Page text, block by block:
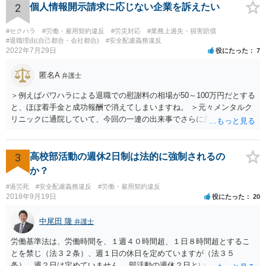
に関しては未払残業代の支払が受けられる可能性がある事案とお見受
けします。 請求が認められる可能性や採るべき手続を検討するには、
様々な事情のヒアリングや証拠資料の検討が必要になるため、今後の
方針の検討も含め、一度面談にて法律相談をされることをおすすめし
ます。
2 個人情報開示請求に応じない企業を訴えたい
#セクハラ #労働・雇用契約違反 #労災対応
#業務上過失・損害賠償
#退職理由(自己都合・会社都合)
#安全配慮義務違反
2022年7月29日 役にたった 7
匿名A 弁護士
＞例えばパワハラによる退職での慰謝料の相場が50～100万円だとする
と、ほぼ着手金と成功報酬で消えてしまいますね。 ＞元々メンタルク
リニックに通院していて、今回の一連の出来事でさらに悪化した事実
万が一、慰謝料請求が認められるにしても金額としては微々たるもの
かと思いますが、依頼する弁護士に詳細を説明したうえで指示を仰い
だ方がいいかと思います。
3
高校部活動の週休2日制は法的に強制されるの
か？
#過労死 #安全配慮義務違反 #労働・雇用契約違反
2018年9月19日 役にたった 20
中尾田 隆 弁護士
労働基準法は、労働時間を、１週４０時間超、１日８時間超とするこ
とを禁じ（法３２条）、週１日の休日を定めていますが（法３５